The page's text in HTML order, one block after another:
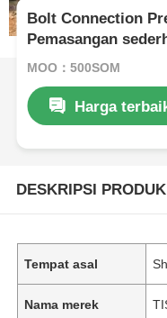
Bolt Connection
Pemasangan
MOQ：500SQM
Harga
DESKRIPSI PRODUK
Tempat asal
Nama merek